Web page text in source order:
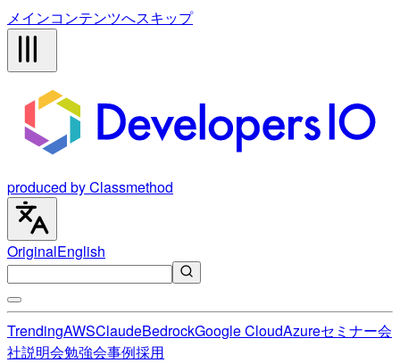
メインコンテンツへスキップ
produced by Classmethod
OriginalEnglish
TrendingAWSClaudeBedrockGoogle CloudAzureセミナー会
社説明会勉強会事例採用